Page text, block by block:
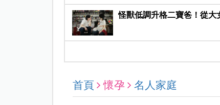
怪獸低調升格二寶爸！從
首頁 懷孕 名人家庭